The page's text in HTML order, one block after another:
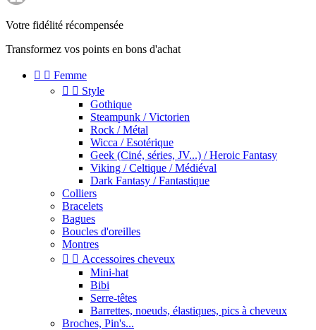
Votre fidélité récompensée
Transformez vos points en bons d'achat
  Femme
  Style
Gothique
Steampunk / Victorien
Rock / Métal
Wicca / Esotérique
Geek (Ciné, séries, JV...) / Heroic Fantasy
Viking / Celtique / Médiéval
Dark Fantasy / Fantastique
Colliers
Bracelets
Bagues
Boucles d'oreilles
Montres
  Accessoires cheveux
Mini-hat
Bibi
Serre-têtes
Barrettes, noeuds, élastiques, pics à cheveux
Broches, Pin's...